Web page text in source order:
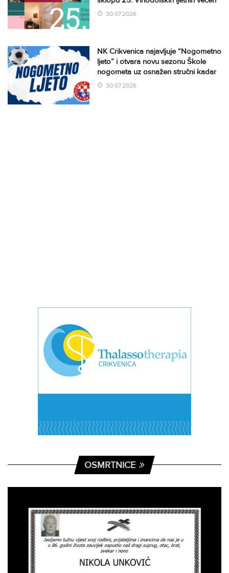
30.07.2026
NK Crikvenica najavljuje “Nogometno
ljeto” i otvara novu sezonu Škole
nogometa uz osnažen stručni kadar
30.07.2026
OSMRTNICE